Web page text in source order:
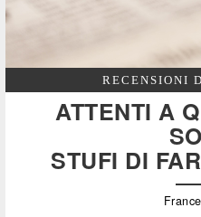
RECENSIONI
ATTENTI A
STUFI DI